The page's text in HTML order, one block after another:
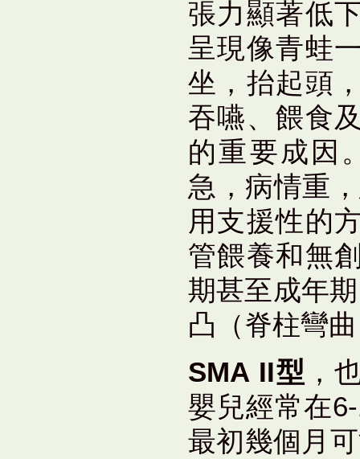
張力顯著低
呈現像青蛙
坐，抬起頭
吞嚥、餵食
的重要成因
急，病情重
用支援性的
管餵養和無
期甚至成年
凸（脊柱彎
SMA II型 ，
嬰兒經常在
最初幾個月